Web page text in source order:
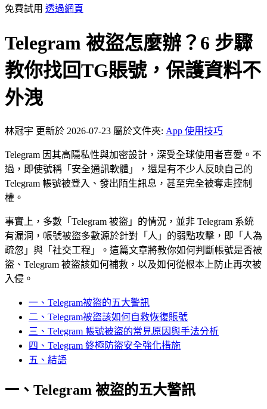
免費試用 透過網頁
Telegram 被盜怎麼辦？6 步驟
教你找回TG賬號，保護資料不
外洩
林冠宇 更新於 2026-07-23 屬於文件夾: App 使用技巧
Telegram 因其高隱私性與加密設計，深受全球使用者喜愛。不
過，即使號稱「安全通訊軟體」，還是有不少人反映自己的
Telegram 帳號被登入、發出陌生訊息，甚至完全被奪走控制
權。
事實上，多數「Telegram 被盜」的情況，並非 Telegram 系統
有漏洞，帳號被盜多數源於針對「人」的弱點攻擊，即「人為
疏忽」與「社交工程」。這篇文章將教你如何判斷帳號是否被
盜、Telegram 被盜該如何補救，以及如何從根本上防止再次被
入侵。
一、Telegram被盜的五大警訊
二、Telegram被盜該如何自救恢復賬號
三、Telegram 帳號被盜的常見原因與手法分析
四、Telegram 終極防盜安全強化措施
五、結語
一、Telegram 被盜的五大警訊